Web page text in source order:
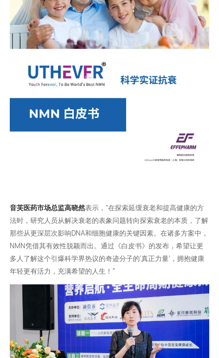
音芙医药市场总监高晓然表示，“在探索延缓衰老和提高健康的方
法时，研究人员从解决衰老的表象问题转向探索衰老的本质，了解
那些从更深层次影响DNA和细胞健康的关键因素。在诸多方案中，
NMN凭借其有效性脱颖而出。通过《白皮书》的发布，希望让更
多人了解这个引爆科学界热议的奇迹分子的‘真正力量’，拥抱健康
年轻更有活力，充满希望的人生！”